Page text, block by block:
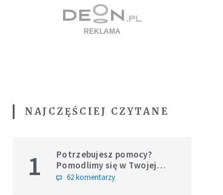
NAJCZĘŚCIEJ CZYTANE
1
Potrzebujesz pomocy?
Pomodlimy się w Twojej
intencji
62 komentarzy